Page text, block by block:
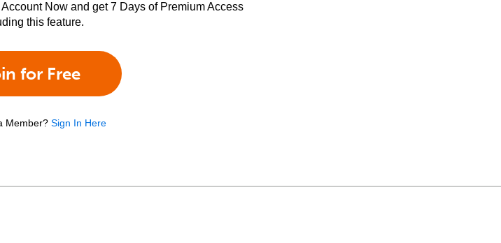
Now and get 7 Days of Premium Access
this feature.
for Free
Member? Sign In Here